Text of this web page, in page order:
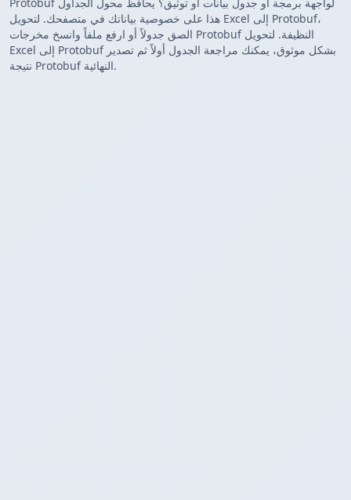
هذا على خصوصية بياناتك في متصفحك. لتحويل Excel إلى Protobuf،
الصق جدولاً أو ارفع ملفاً وانسخ مخرجات Protobuf النظيفة. لتحويل
Excel إلى Protobuf بشكل موثوق، يمكنك مراجعة الجدول أولاً ثم تصدير
نتيجة Protobuf النهائية.